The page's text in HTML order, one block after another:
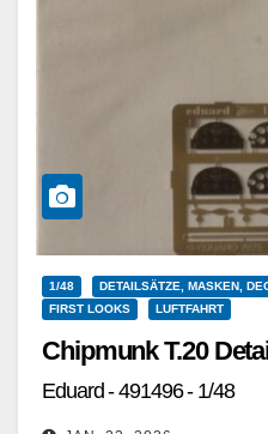
1/48
DETAILSÄTZE, MASKEN,
FIRST LOOKS
LUFTFAHRT
Chipmunk T.20
Eduard - 491496 - 1/48